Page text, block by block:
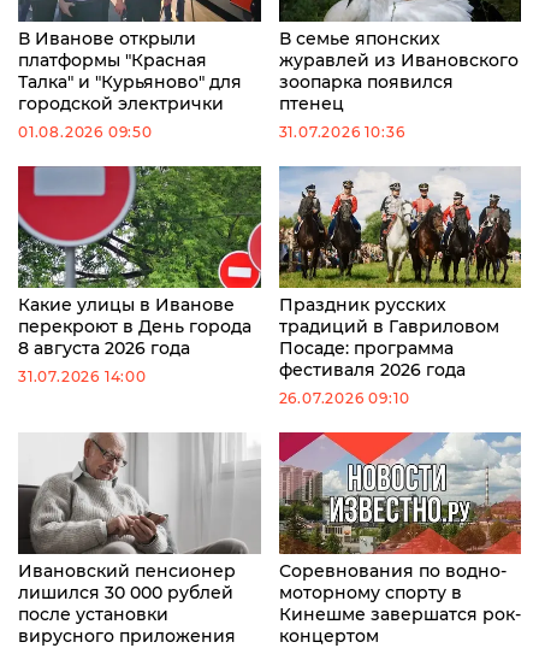
В Иванове открыли
платформы "Красная
Талка" и "Курьяново" для
городской электрички
01.08.2026 09:50
В семье японских
журавлей из Ивановского
зоопарка появился
птенец
31.07.2026 10:36
Какие улицы в Иванове
перекроют в День города
8 августа 2026 года
31.07.2026 14:00
Праздник русских
традиций в Гавриловом
Посаде: программа
фестиваля 2026 года
26.07.2026 09:10
Ивановский пенсионер
лишился 30 000 рублей
после установки
вирусного приложения
Соревнования по водно-
моторному спорту в
Кинешме завершатся рок-
концертом